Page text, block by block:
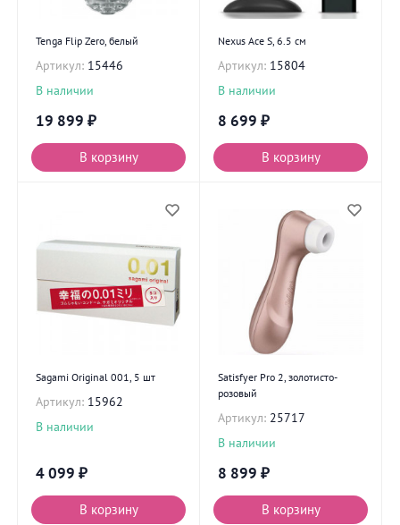
Tenga Flip Zero, белый
Артикул: 15446
В наличии
19 899 ₽
В корзину
Nexus Ace S, 6.5 см
Артикул: 15804
В наличии
8 699 ₽
В корзину
Sagami Original 001, 5 шт
Артикул: 15962
В наличии
4 099 ₽
В корзину
Satisfyer Pro 2, золотисто-
розовый
Артикул: 25717
В наличии
8 899 ₽
В корзину